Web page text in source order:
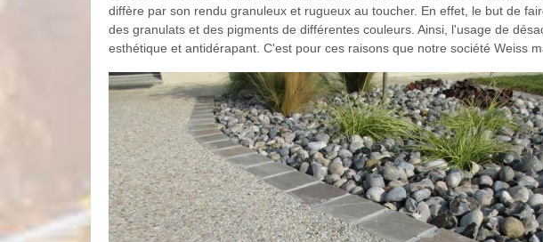
diffère par son rendu granuleux et rugueux au toucher. En effet, le but de
des granulats et des pigments de différentes couleurs. Ainsi, l'usage de
esthétique et antidérapant. C'est pour ces raisons que notre société Weiss